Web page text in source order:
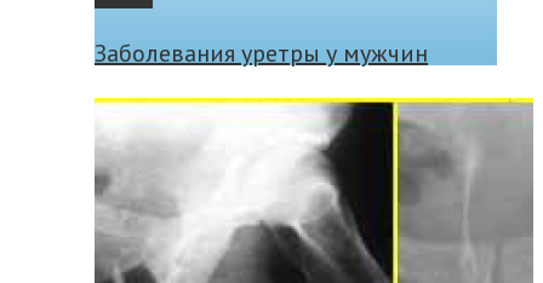
Заболевания уретры у мужчин